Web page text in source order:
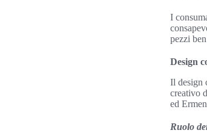
I
pezzi
Design
Il design
creativo
ed
Ruolo